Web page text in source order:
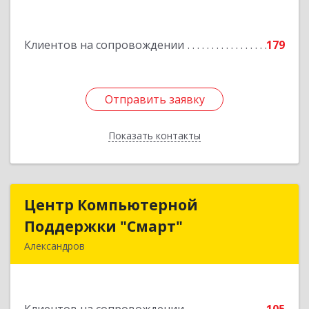
Клиентов на сопровождении 179
Отправить заявку
Показать контакты
Отправить заявку
Назад
Центр Компьютерной
Поддержки "Смарт"
Александров
Центр Компьютерной
Поддержки "Смарт"